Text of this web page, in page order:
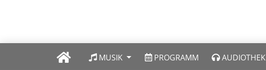
MUSIK PROGRAMM AUDIOTHEK